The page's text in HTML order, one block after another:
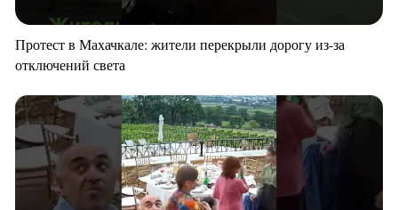
Протест в Махачкале: жители перекрыли дорогу из-за
отключений света